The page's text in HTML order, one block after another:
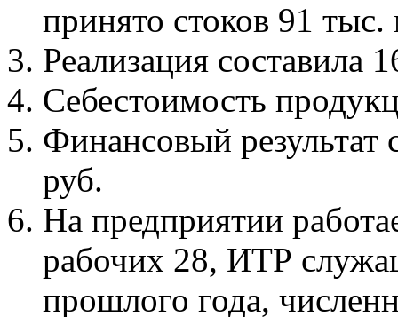
принято стоков 91 тыс.
Реализация составила
Себестоимость
Финансовый результат
руб.
На предприятии
рабочих 28, ИТР
прошлого года,